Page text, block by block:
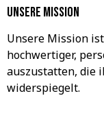
Unsere Mission
Unsere Mission
hochwertiger,
auszustatten, die
widerspiegelt.